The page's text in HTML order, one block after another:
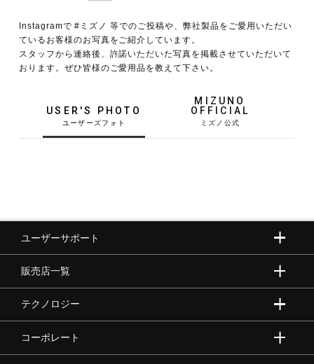
トレーニング
ゴルフ
バレーボール
バドミントン
Instagramで #ミズノ 等でのご投稿や、弊社製品をご愛用いただい
ているお客様のお写真をご紹介しています。
スタッフから連絡後、許諾いただいた写真を掲載させていただいて
おります。ぜひ皆様のご愛用品を教えて下さい。
USER'S PHOTO
MIZUNO
OFFICIAL
ユーザーサポート
販売店一覧
テクノロジー
コーポレート